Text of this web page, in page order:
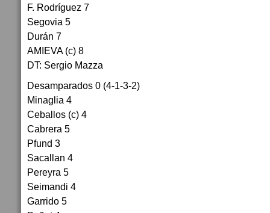
F. Rodríguez 7
Segovia 5
Durán 7
AMIEVA (c) 8
DT: Sergio Mazza
Desamparados 0 (4-1-3-2)
Minaglia 4
Ceballos (c) 4
Cabrera 5
Pfund 3
Sacallan 4
Pereyra 5
Seimandi 4
Garrido 5